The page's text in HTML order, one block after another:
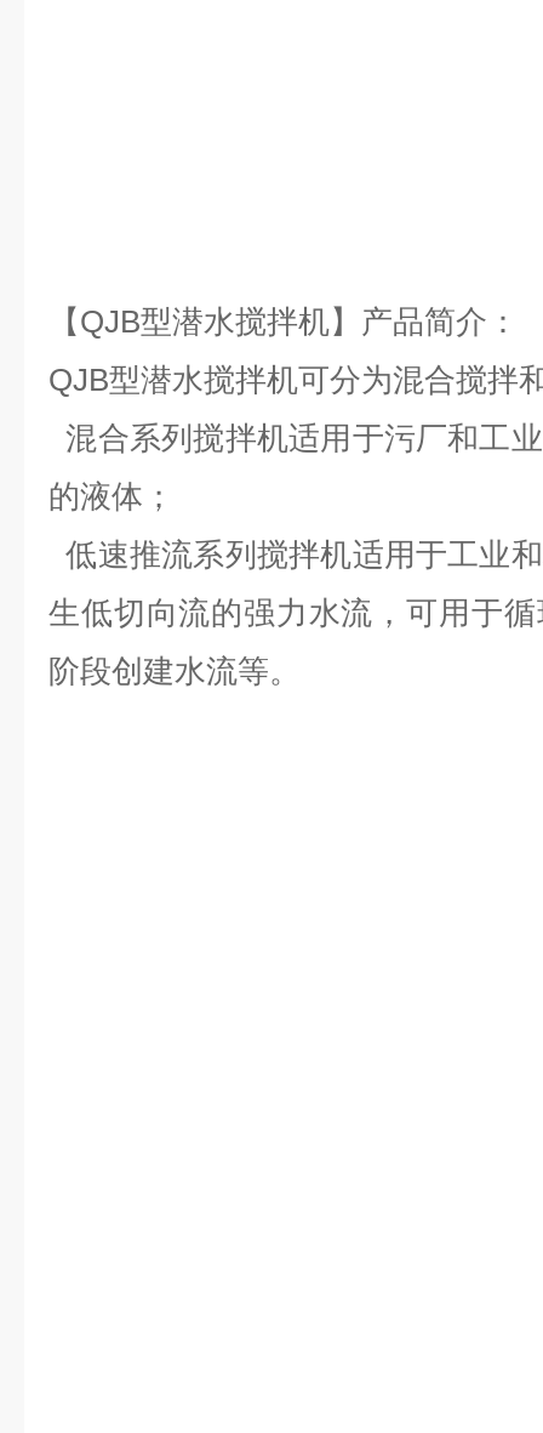
【QJB型潜水搅拌机】产品简介：
QJB型潜水搅拌机可分为混合搅拌
混合系列搅拌机适用于污厂和工
的液体；
低速推流系列搅拌机适用于工业
生低切向流的强力水流，可用于
阶段创建水流等。